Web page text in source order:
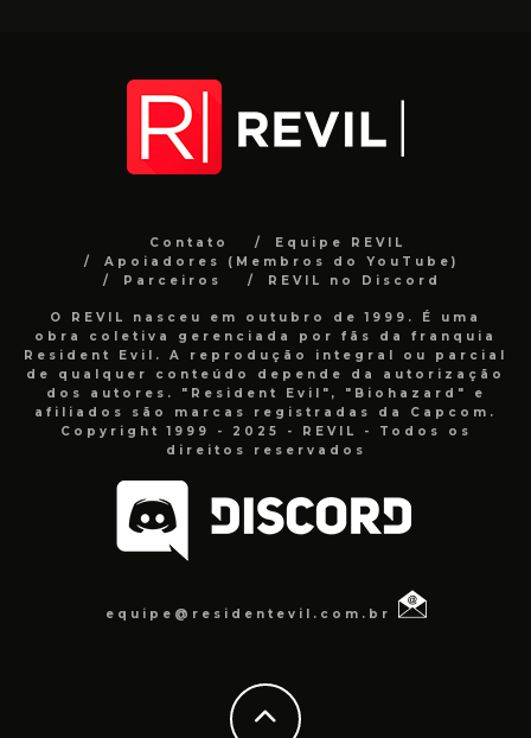
Contato
Equipe REVIL
Apoiadores (Membros do YouTube)
Parceiros
REVIL no Discord
O REVIL nasceu em outubro de 1999. É uma
obra coletiva gerenciada por fãs da franquia
Resident Evil. A reprodução integral ou parcial
de qualquer conteúdo depende da autorização
dos autores. "Resident Evil", "Biohazard" e
afiliados são marcas registradas da Capcom.
Copyright 1999 - 2025 - REVIL - Todos os
direitos reservados
equipe@residentevil.com.br